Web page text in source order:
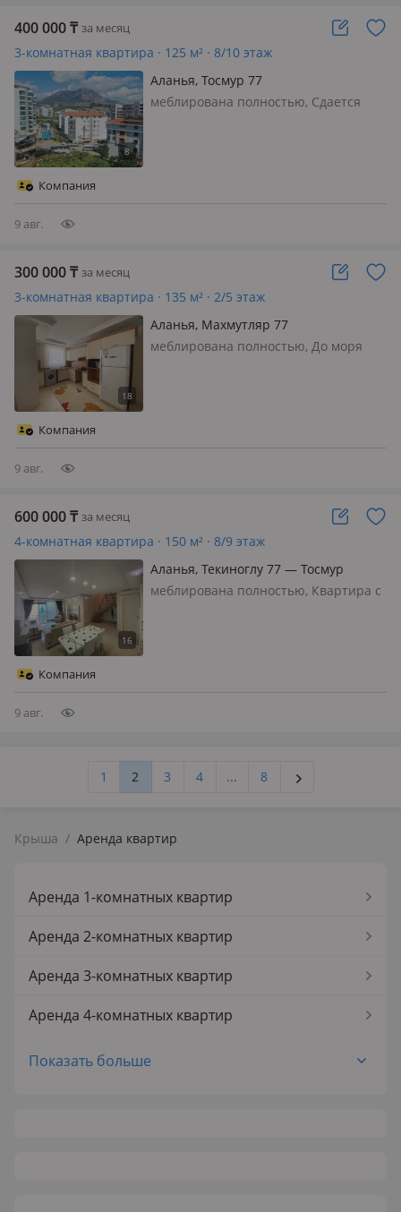
400 000₸ за месяц
3-комнатная квартира · 125 м² · 8/10 этаж
Аланья, Тосмур 77
меблирована полностью, Сдается
Компания
9 авг.
300 000₸ за месяц
3-комнатная квартира · 135 м² · 2/5 этаж
Аланья, Махмутляр 77
меблирована полностью, До моря
Компания
9 авг.
600 000₸ за месяц
4-комнатная квартира · 150 м² · 8/9 этаж
Аланья, Текиноглу 77 — Тосмур
меблирована полностью, Квартира с
Компания
9 авг.
1 2 3 4 ... 8
Крыша / Аренда квартир
Аренда 1-комнатных квартир
Аренда 2-комнатных квартир
Аренда 3-комнатных квартир
Аренда 4-комнатных квартир
Аренда 5-комнатных квартир
Показать больше